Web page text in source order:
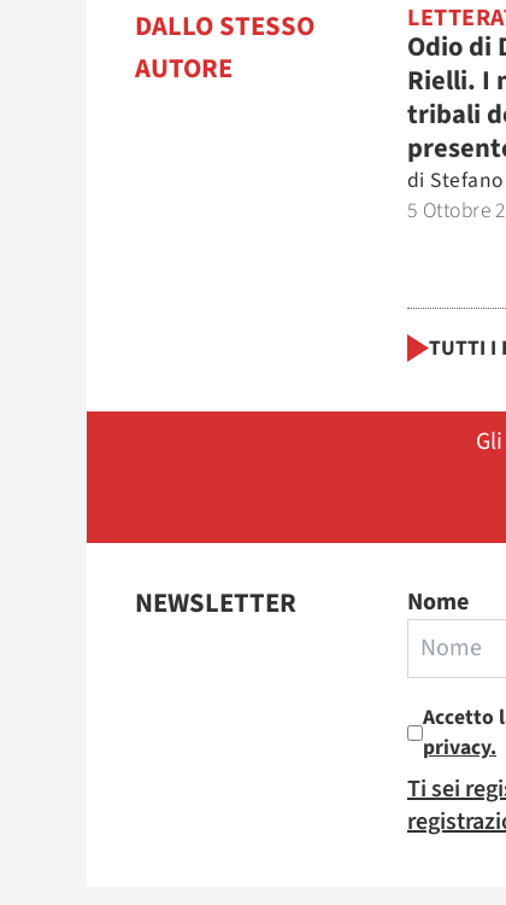
DALLO STESSO
AUTORE
Odio di
Rielli. I
tribali
di
5 Ottobre
TUTTI I
NEWSLETTER Nome
Accetto
privacy.
Ti sei